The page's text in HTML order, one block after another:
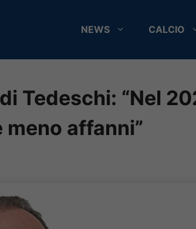
NEWS CALCIO
Tedeschi: “Nel
affanni”